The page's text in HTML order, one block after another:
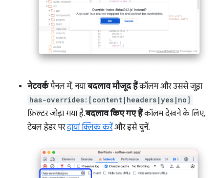
नेटवर्कपैनल में, नयाबदलाव मौजूद हैंकॉलम और उससे जुड़ा
has-overrides:[content|headers|yes|no]
फ़िल्टर जोड़ा गया है.बदलाव किए गए हैंकॉलम देखने के लिए,
टेबल हेडर परदायां क्लिक करेंऔर इसे चुनें.